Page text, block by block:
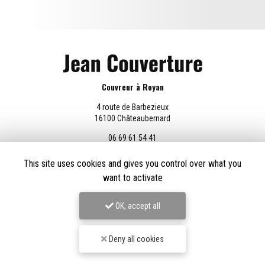
Couvreur à Royan
4 route de Barbezieux
16100 Châteaubernard
06 69 61 54 41
8h - 18h30
Envoyez un message
This site uses cookies and gives you control over what you
want to activate
OK, accept all
Deny all cookies